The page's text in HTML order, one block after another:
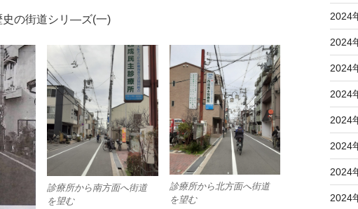
の街道シリ—ズ(一)
診療所から南方面へ街道
を望む
診療所から北方面へ街道
を望む
2024
2024
2024
2024
2024
2024
2024
2024